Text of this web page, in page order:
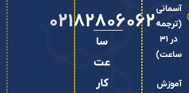
آسمانی
(ترجمه
در 31
ساعت)
آموزش
02182806062
سا
عت
کار